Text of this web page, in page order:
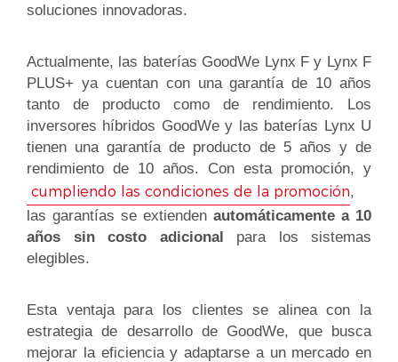
soluciones innovadoras.
Actualmente, las baterías GoodWe Lynx F y Lynx F
PLUS+ ya cuentan con una garantía de 10 años
tanto de producto como de rendimiento. Los
inversores híbridos GoodWe y las baterías Lynx U
tienen una garantía de producto de 5 años y de
rendimiento de 10 años. Con esta promoción, y
cumpliendo las condiciones de la promoción,
las garantías se extienden automáticamente a 10
años sin costo adicional para los sistemas
elegibles.
Esta ventaja para los clientes se alinea con la
estrategia de desarrollo de GoodWe, que busca
mejorar la eficiencia y adaptarse a un mercado en